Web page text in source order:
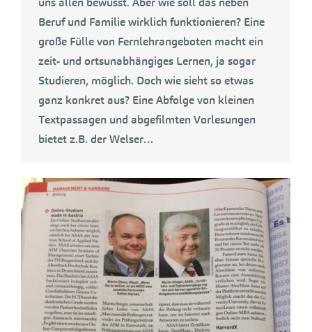
Beruf und Familie wirklich funktionieren? Eine
große Fülle von Fernlehrangeboten macht ein
zeit- und ortsunabhängiges Lernen, ja sogar
Studieren, möglich. Doch wie sieht so etwas
ganz konkret aus? Eine Abfolge von kleinen
Textpassagen und abgefilmten Vorlesungen
bietet z.B. der Welser…